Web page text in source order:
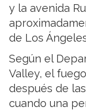
y la avenida
de Los
Según el
Valley, el
después de
cuando una